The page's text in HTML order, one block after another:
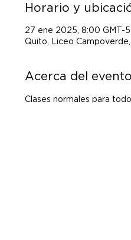
Horario y
27 ene 2025, 8:00 GMT-5
Quito, Liceo
Acerca del evento
Clases normales para